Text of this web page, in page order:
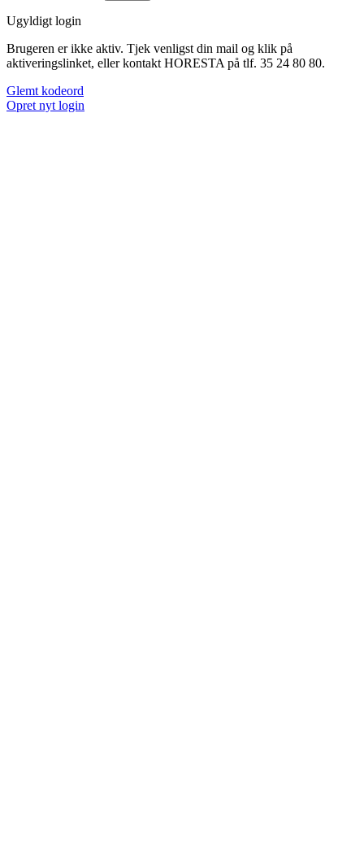
Ugyldigt login
Brugeren er ikke aktiv. Tjek venligst din mail og klik på
aktiveringslinket, eller kontakt HORESTA på tlf. 35 24 80 80.
Glemt kodeord
Opret nyt login